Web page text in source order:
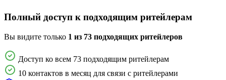
Полный доступ к подходящим ритейлерам
Вы видите только 1 из 73 подходящих ритейлеров
Доступ ко всем 73 подходящим ритейлерам
10 контактов в месяц для связи с ритейлерами